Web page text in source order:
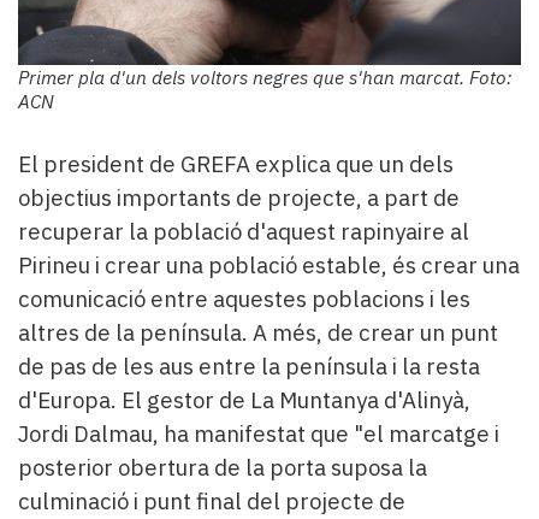
Primer pla d'un dels voltors negres que s'han marcat. Foto:
ACN
El president de GREFA explica que un dels
objectius importants de projecte, a part de
recuperar la població d'aquest rapinyaire al
Pirineu i crear una població estable, és crear una
comunicació entre aquestes poblacions i les
altres de la península. A més, de crear un punt
de pas de les aus entre la península i la resta
d'Europa. El gestor de La Muntanya d'Alinyà,
Jordi Dalmau, ha manifestat que "el marcatge i
posterior obertura de la porta suposa la
culminació i punt final del projecte de